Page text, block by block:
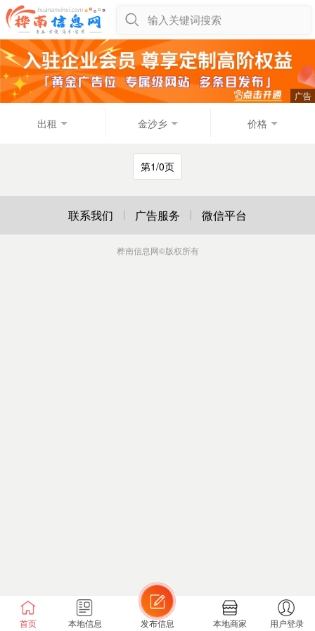
输入关键词搜索
出租 金沙乡 价格
第1/0页
首页 本地信息 发布信息 本地商家 用户登录
联系我们 广告服务 微信平台
桦南信息网©版权所有